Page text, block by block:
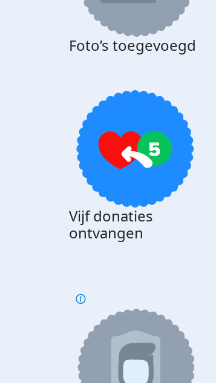
Foto’s toegevoegd
Vijf donaties
ontvangen